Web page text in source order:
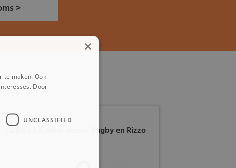
>
(12B3c) Km teller sensor Rugby en Rizzo
×
te maken. Ook
Door
UNCLASSIFIED